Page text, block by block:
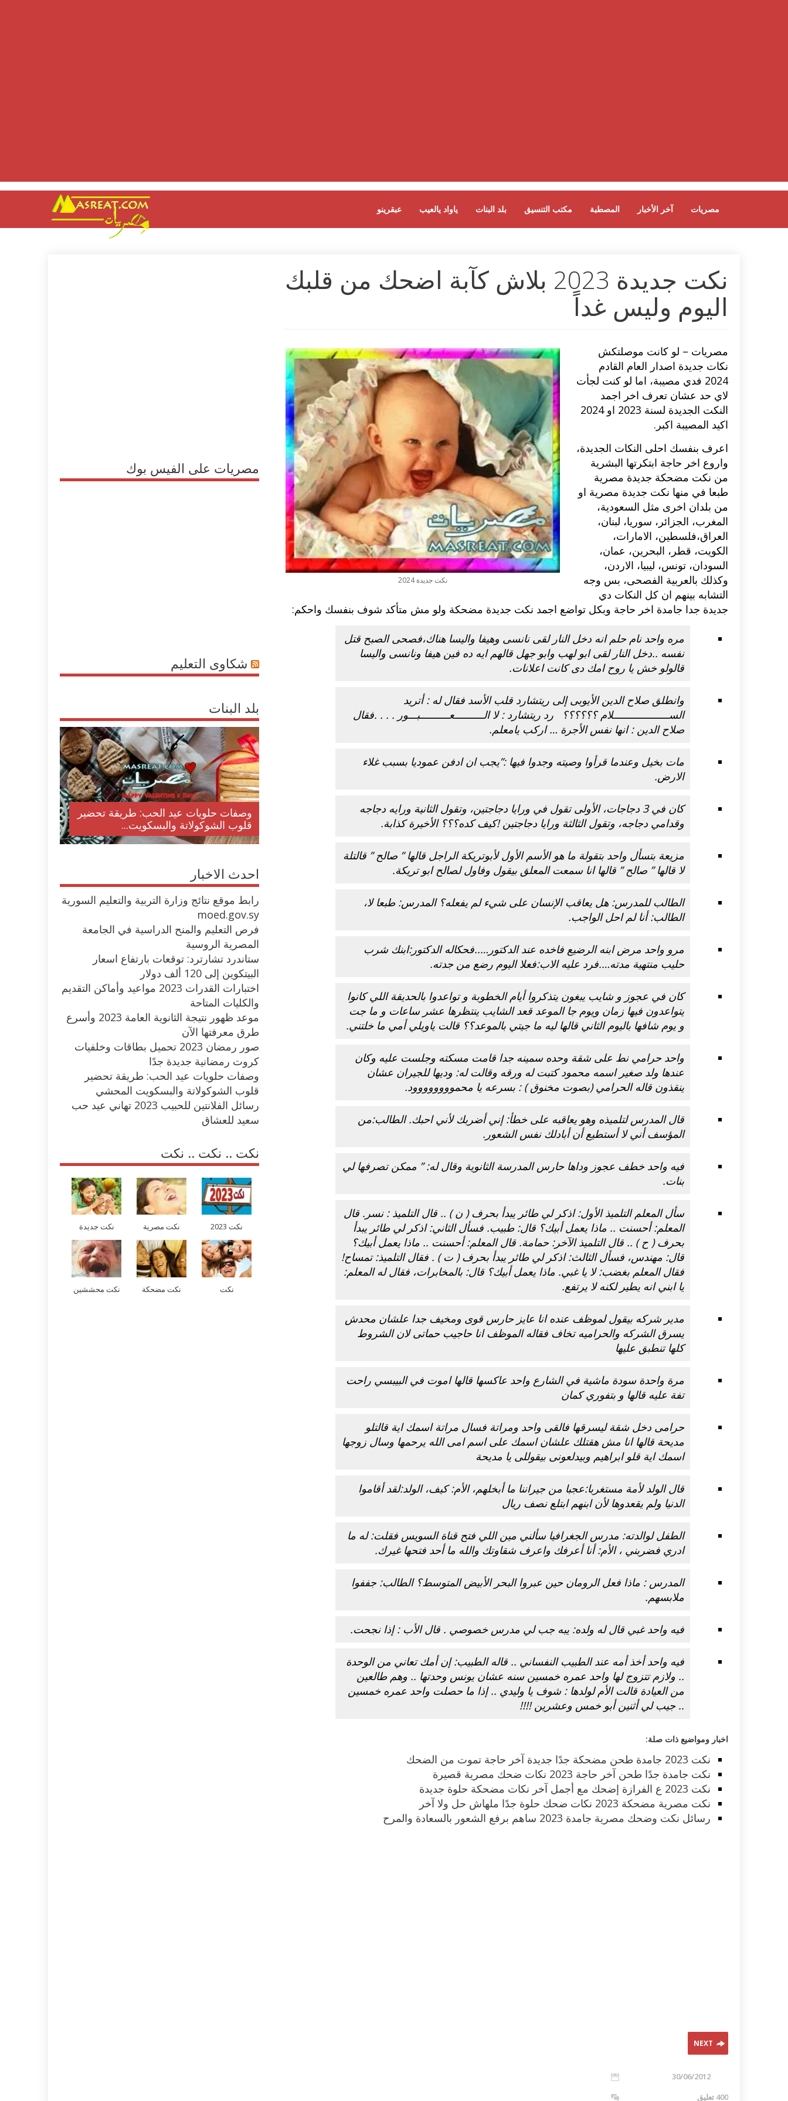
عبقرينو ياواد يالعيب بلد البنات مكتب التنسيق المصطبة آخر الأخبار مصريات
نكت جديدة 2023 بلاش كآبة اضحك من قلبك
اليوم وليس غداً
نكت جديدة 2024
مصريات – لو كانت موصلتكش
نكات جديدة اصدار العام القادم
2024 فدي مصيبة، اما لو كنت لجأت
لاي حد عشان تعرف اخر اجمد
النكت الجديدة لسنة 2023 او 2024
اكيد المصيبة اكبر.
اعرف بنفسك احلى النكات الجديدة،
واروع اخر حاجة ابتكرتها البشرية
من نكت مضحكة جديدة مصرية
طبعا في منها نكت جديدة مصرية او
من بلدان اخرى مثل السعودية،
المغرب، الجزائر، سوريا، لبنان،
العراق،فلسطين، الامارات،
الكويت، قطر، البحرين، عمان،
السودان، تونس، ليبيا، الاردن،
وكذلك بالعربية الفصحى، بس وجه
التشابه بينهم ان كل النكات دي
جديدة جدا جامدة اخر حاجة وبكل تواضع اجمد نكت جديدة مضحكة ولو مش متأكد شوف بنفسك واحكم:
مره واحد نام حلم انه دخل النار لقى نانسى وهيفا واليسا هناك،فصحى الصبح قتل
نفسه ..دخل النار لقى ابو لهب وابو جهل قالهم ايه ده فين هيفا ونانسى واليسا
قالولو خش يا روح امك دى كانت اعلانات.
وانطلق صلاح الدين الأيوبى إلى ريتشارد قلب الأسد فقال له : أتريد
الســـــــــــــــــــلام ؟؟؟؟؟؟ رد ريتشارد : لا الــــــــــعــــــــــبـــور . . . .فقال
صلاح الدين : انها نفس الأجرة … اركب يامعلم.
مات بخيل وعندما قرأوا وصيته وجدوا فيها :”يجب ان ادفن عموديا بسبب غلاء
الارض.
كان في 3 دجاجات، الأولى تقول في ورايا دجاجتين، وتقول الثانية ورايه دجاجه
وقدامي دجاجه، وتقول الثالثة ورايا دجاجتين !كيف كده؟؟؟ الأخيرة كذابة.
مزيعة بتسأل واحد بتقولة ما هو الأسم الأول لأبوتريكة الراجل قالها ” صالح ” قالتلة
لا قالها ” صالح ” قالها انا سمعت المعلق بيقول وفاول لصالح ابو تريكة.
الطالب للمدرس: هل يعاقب الإنسان على شيء لم يفعله؟ المدرس: طبعا لا،
الطالب: أنا لم احل الواجب.
مرو واحد مرض ابنه الرضيع فاخده عند الدكتور…..فحكاله الدكتور:ابنك شرب
حليب منتهية مدته….فرد عليه الاب:فعلا اليوم رضع من جدته.
كان في عجوز و شايب يبغون يتذكروا أيام الخطوبة و تواعدوا بالحديقة اللي كانوا
يتواعدون فيها زمان ويوم جا الموعد قعد الشايب ينتظرها عشر ساعات و ما جت
و يوم شافها باليوم الثاني قالها ليه ما جيتي بالموعد؟؟ قالت ياويلي أمي ما خلتني.
واحد حرامي نط على شقة وحده سمينه جدا قامت مسكته وجلست عليه وكان
عندها ولد صغير اسمه محمود كتبت له ورقه وقالت له: وديها للجيران عشان
ينقذون قاله الحرامي (بصوت مخنوق ) : بسرعه يا محموووووووود.
قال المدرس لتلميذه وهو يعاقبه على خطأ: إني أضربك لأني احبك. الطالب:من
المؤسف أني لا أستطيع أن أبادلك نفس الشعور.
فيه واحد خطف عجوز وداها حارس المدرسة الثانوية وقال له: ” ممكن تصرفها لي
بنات.
سأل المعلم التلميذ الأول: اذكر لي طائر يبدأ بحرف ( ن ) .. قال التلميذ : نسر. قال
المعلم: أحسنت .. ماذا يعمل أبيك؟ قال: طبيب. فسأل الثاني: اذكر لي طائر يبدأ
بحرف ( ح ) .. قال التلميذ الآخر: حمامة. قال المعلم: أحسنت .. ماذا يعمل أبيك؟
قال: مهندس، فسأل الثالث: اذكر لي طائر يبدأ بحرف ( ت ) . فقال التلميذ: تمساح!
فقال المعلم بغضب: لا يا غبي. ماذا يعمل أبيك؟ قال: بالمخابرات، فقال له المعلم:
يا ابني انه يطير لكنه لا يرتفع.
مدير شركه بيقول لموظف عنده انا عايز حارس قوى ومخيف جدا علشان محدش
يسرق الشركه والحراميه تخاف فقاله الموظف انا حاجيب حماتى لان الشروط
كلها تنطبق عليها
مرة واحدة سودة ماشية في الشارع واحد عاكسها قالها اموت في البيبسي راحت
تفة عليه قالها و بتفوري كمان
حرامى دخل شقة ليسرقها فالقى واحد ومراتة فسال مراتة اسمك اية قالتلو
مديحة قالها انا مش هقتلك علشان اسمك على اسم امى الله يرحمها وسال زوجها
اسمك اية قلو ابراهيم وبيدلعونى بيقوللى يا مديحة
قال الولد لأمة مستغربا:عجبا من جيراننا ما أبخلهم، الأم: كيف، الولد:لقد أقاموا
الدنيا ولم يقعدوها لأن ابنهم ابتلع نصف ريال
الطفل لوالدته: مدرس الجغرافيا سألني مين اللي فتح قناة السويس فقلت: له ما
ادري فضربني ، الأم: أنا أعرفك واعرف شقاوتك والله ما أحد فتحها غيرك.
المدرس : ماذا فعل الرومان حين عبروا البحر الأبيض المتوسط؟ الطالب: جففوا
ملابسهم.
فيه واحد غبي قال له ولده: يبه جب لي مدرس خصوصي . قال الأب : إذا نجحت.
فيه واحد أخذ أمه عند الطبيب النفساني .. قاله الطبيب: إن أمك تعاني من الوحدة
.. ولازم تتزوج لها واحد عمره خمسين سنه عشان يونس وحدتها .. وهم طالعين
من العيادة قالت الأم لولدها : شوف يا وليدي .. إذا ما حصلت واحد عمره خمسين
.. جيب لي أثنين أبو خمس وعشرين !!!!
اخبار ومواضيع ذات صلة:
نكت 2023 جامدة طحن مضحكة جدًا جديدة آخر حاجة تموت من الضحك
نكت جامدة جدًا طحن آخر حاجة 2023 نكات ضحك مصرية قصيرة
نكت 2023 ع الفرازة إضحك مع أجمل آخر نكات مضحكة حلوة جديدة
نكت مصرية مضحكة 2023 نكات ضحك حلوة جدًا ملهاش حل ولا آخر
رسائل نكت وضحك مصرية جامدة 2023 ساهم برفع الشعور بالسعادة والمرح
NEXT
30/06/2012
400 تعليق
مصريات على الفيس بوك
شكاوى التعليم
بلد البنات
وصفات حلويات عيد الحب: طريقة تحضير
قلوب الشوكولاتة والبسكويت...
وصفات أكلات عيد راس السنة الميلادية
والميلاد المجيد الكريسما...
طريقة تحضير حلاوة المولد النبوي مع
وصفات بالفيديو والصور...
اكلات عيد الاضحى 2023 وصفات طبخ
احدث الاخبار
رابط موقع نتائج وزارة التربية والتعليم السورية
moed.gov.sy
فرص التعليم والمنح الدراسية في الجامعة
المصرية الروسية
ستاندرد تشارترد: توقعات بارتفاع اسعار
البيتكوين إلى 120 ألف دولار
اختبارات القدرات 2023 مواعيد وأماكن التقديم
والكليات المتاحة
موعد ظهور نتيجة الثانوية العامة 2023 وأسرع
طرق معرفتها الآن
صور رمضان 2023 تحميل بطاقات وخلفيات
كروت رمضانية جديدة جدًا
وصفات حلويات عيد الحب: طريقة تحضير
قلوب الشوكولاتة والبسكويت المحشي
رسائل الفلانتين للحبيب 2023 تهاني عيد حب
سعيد للعشاق
نكت .. نكت .. نكت
نكت 2023 نكت مصرية نكت جديدة
نكت نكت مضحكة نكت محششين